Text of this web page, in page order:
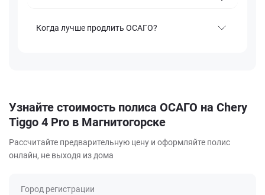
Когда лучше продлить ОСАГО?
Узнайте стоимость полиса ОСАГО на Chery
Tiggo 4 Pro в Магнитогорске
Рассчитайте предварительную цену и оформляйте полис
онлайн, не выходя из дома
Город регистрации